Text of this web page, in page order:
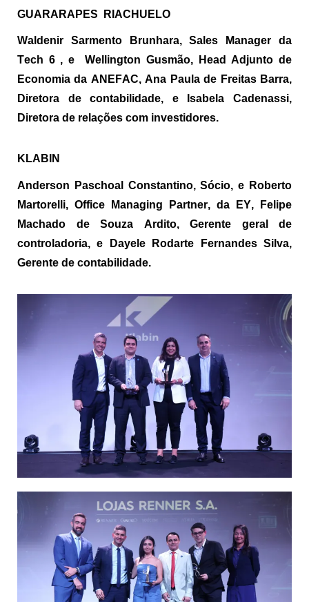
GUARARAPES RIACHUELO
Waldenir Sarmento Brunhara, Sales Manager da
Tech 6 , e Wellington Gusmão, Head Adjunto de
Economia da ANEFAC, Ana Paula de Freitas Barra,
Diretora de contabilidade, e Isabela Cadenassi,
Diretora de relações com investidores.
KLABIN
Anderson Paschoal Constantino, Sócio, e Roberto
Martorelli, Office
Managing Partner, da EY, Felipe
Machado de Souza Ardito, Gerente geral de
controladoria, e
DayeleRodarte Fernandes Silva,
Gerente de contabilidade.